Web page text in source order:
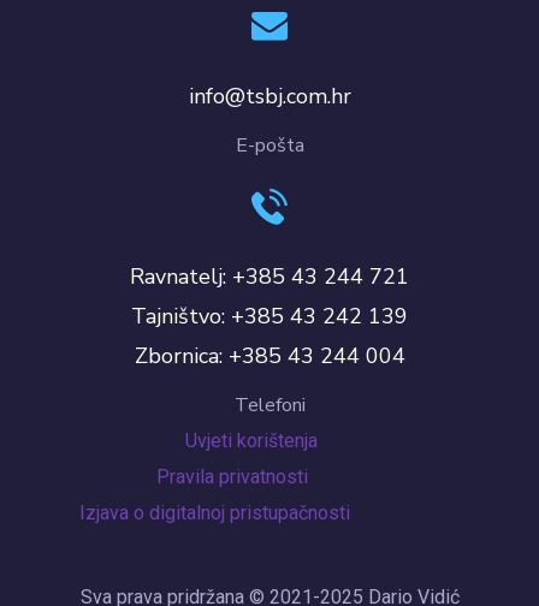
info@tsbj.com.hr
E-pošta
Ravnatelj: +385 43 244 721
Tajništvo: +385 43 242 139
Zbornica: +385 43 244 004
Telefoni
Uvjeti korištenja
Pravila privatnosti
Izjava o digitalnoj pristupačnosti
Sva prava pridržana © 2021-2025 Dario Vidić